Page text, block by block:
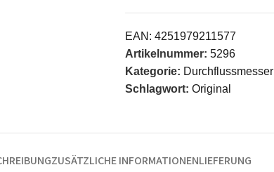
EAN: 4251979211577
Artikelnummer: 5296
Kategorie: Durchflussmesser
Schlagwort: Original
ZUSÄTZLICHE INFORMATIONENLIEFERUNG